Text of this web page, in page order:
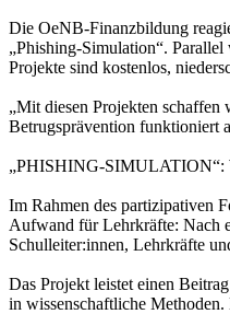
Die OeNB-Finanzbildung
„Phishing-Simulation“.
Projekte sind kostenlos,
„Mit diesen Projekten schaffen
Betrugsprävention funktioniert
„PHISHING-
Im Rahmen des partizipativen
Aufwand für Lehrkräfte: Nach
Schulleiter:innen, Lehrkräfte
Das Projekt leistet einen
in wissenschaftliche